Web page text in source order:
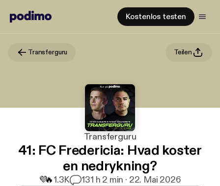
Kostenlos testen
Transferguru Teilen
Transferguru
41: FC Fredericia: Hvad koster
en nedrykning?
💜🔥1.3K 131 h 2 min · 22. Mai 2026